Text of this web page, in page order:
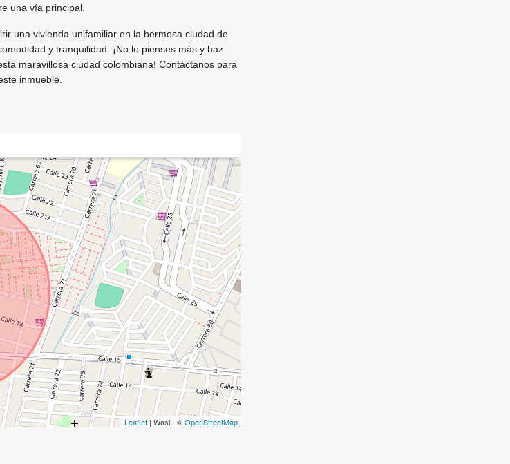
una vía principal.
una vivienda unifamiliar en la hermosa ciudad de
y tranquilidad. ¡No lo pienses más y haz
maravillosa ciudad colombiana! Contáctanos para
inmueble.
Leaflet | Wasi - ©OpenStreetMap